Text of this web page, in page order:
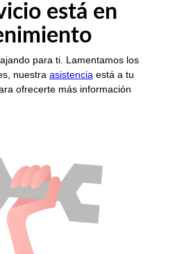
está en
para ti. Lamentamos los
nuestra asistencia está a tu
ofrecerte más información